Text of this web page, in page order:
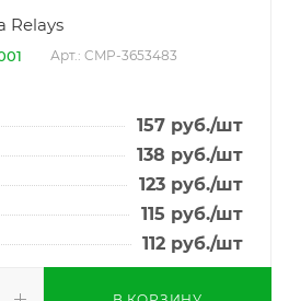
Relays
Арт.: CMP-3653483
157 руб./шт
138 руб./шт
123 руб./шт
115 руб./шт
112 руб./шт